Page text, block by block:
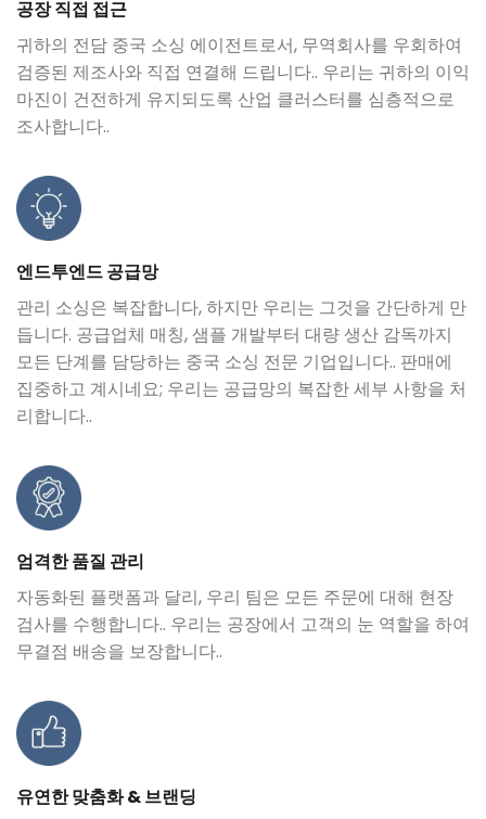
공장 직접 접근
귀하의 전담 중국 소싱 에이전트로서, 무역회사를 우회하여
검증된 제조사와 직접 연결해 드립니다.. 우리는 귀하의 이익
마진이 건전하게 유지되도록 산업 클러스터를 심층적으로
조사합니다..
엔드투엔드 공급망
관리 소싱은 복잡합니다, 하지만 우리는 그것을 간단하게 만
듭니다. 공급업체 매칭, 샘플 개발부터 대량 생산 감독까지
모든 단계를 담당하는 중국 소싱 전문 기업입니다.. 판매에
집중하고 계시네요; 우리는 공급망의 복잡한 세부 사항을 처
리합니다..
엄격한 품질 관리
자동화된 플랫폼과 달리, 우리 팀은 모든 주문에 대해 현장
검사를 수행합니다.. 우리는 공장에서 고객의 눈 역할을 하여
무결점 배송을 보장합니다..
유연한 맞춤화 & 브랜딩